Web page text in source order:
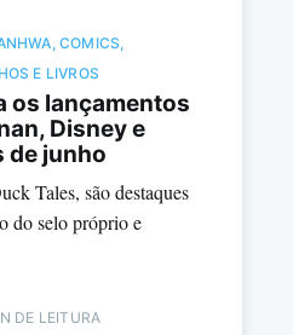
COMICS,
E LIVROS
os lançamentos
Disney e
de junho
Tales, são destaques
do selo próprio e
DE LEITURA